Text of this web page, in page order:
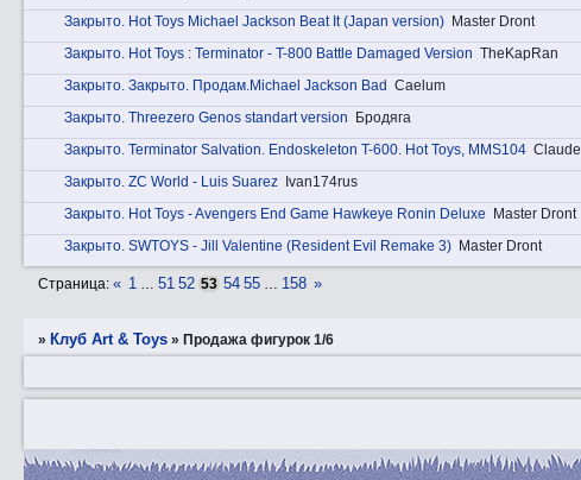
Закрытo. Hot Toys Michael Jackson Beat It (Japan version) Master Dront
Закрытo. Hot Toys : Terminator - T-800 Battle Damaged Version TheKapRan
Закрытo. Закрытo. Прoдам.Michael Jackson Bad Caelum
Закрытo. Threezero Genos standart version Бродяга
Закрытo. Terminator Salvation. Endoskeleton T-600. Hot Toys, MMS104 Claude
Закрытo. ZC World - Luis Suarez Ivan174rus
Закрытo. Hot Toys - Avengers End Game Hawkeye Ronin Deluxe Master Dront
Закрытo. SWTOYS - Jill Valentine (Resident Evil Remake 3) Master Dront
Страница:« 1 … 51 52 53 54 55 … 158 »
» Клуб Art & Toys »Продажа фигурок 1/6